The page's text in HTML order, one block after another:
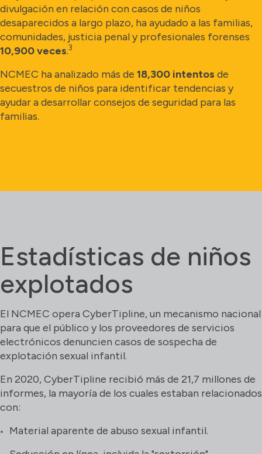
divulgación en relación con casos de niños
desaparecidos a largo plazo, ha ayudado a las familias,
comunidades, justicia penal y profesionales forenses
10,900 veces.3
NCMEC ha analizado más de 18,300 intentos de
secuestros de niños para identificar tendencias y
ayudar a desarrollar consejos de seguridad para las
familias.
Estadísticas de niños
explotados
El NCMEC opera CyberTipline, un mecanismo nacional
para que el público y los proveedores de servicios
electrónicos denuncien casos de sospecha de
explotación sexual infantil.
En 2020, CyberTipline recibió más de 21,7 millones de
informes, la mayoría de los cuales estaban relacionados
con:
Material aparente de abuso sexual infantil.